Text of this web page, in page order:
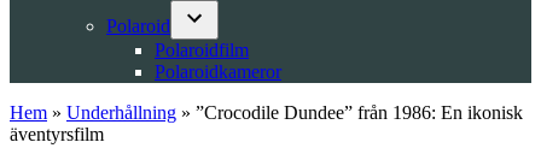
Polaroid
Open
dropdown
menu
Polaroidfilm
Polaroidkameror
Hem » Underhållning » ”Crocodile Dundee” från 1986: En ikonisk
äventyrsfilm